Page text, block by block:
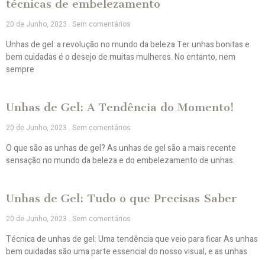
técnicas de embelezamento
20 de Junho, 2023 Sem comentários
Unhas de gel: a revolução no mundo da beleza Ter unhas bonitas e
bem cuidadas é o desejo de muitas mulheres. No entanto, nem
sempre
Unhas de Gel: A Tendência do Momento!
20 de Junho, 2023 Sem comentários
O que são as unhas de gel? As unhas de gel são a mais recente
sensação no mundo da beleza e do embelezamento de unhas.
Unhas de Gel: Tudo o que Precisas Saber
20 de Junho, 2023 Sem comentários
Técnica de unhas de gel: Uma tendência que veio para ficar As unhas
bem cuidadas são uma parte essencial do nosso visual, e as unhas